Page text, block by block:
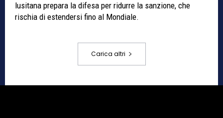
lusitana prepara la difesa per ridurre la sanzione, che
rischia di estendersi fino al Mondiale.
Carica altri